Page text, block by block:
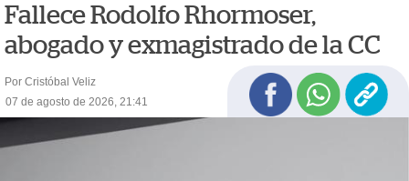
Fallece Rodolfo Rhormoser,
abogado y exmagistrado de la CC
Por Cristóbal Veliz
07 de agosto de 2026, 21:41